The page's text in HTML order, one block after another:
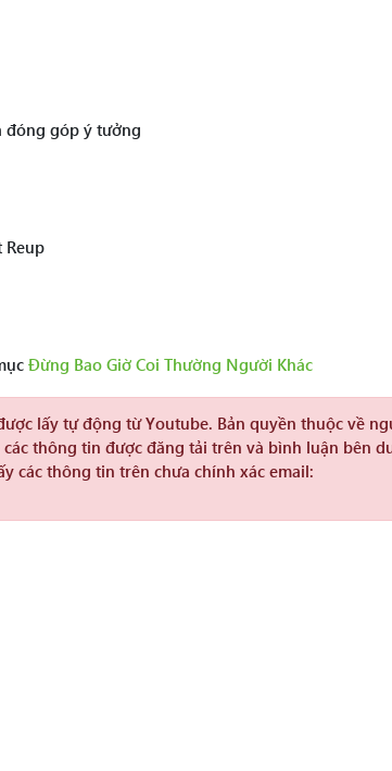
đóng góp ý tưởng
Đừng Bao Giờ Coi Thường Người Khác
lấy tự động từ Youtube. Bản quyền thuộc về
thông tin được đăng tải trên và bình luận bên
các thông tin trên chưa chính xác email: